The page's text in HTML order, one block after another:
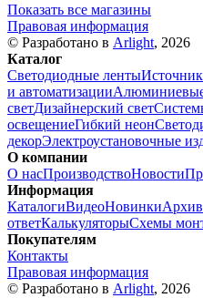
Показать все магазины
Правовая информация
© Разработано в Arlight, 2026
Каталог
Светодиодные ленты
и автоматизации
светДизайнерский свет
освещениеГибкий неон
декорЭлектроустановочные
О компании
О насПроизводствоНовости
Информация
КаталогиВидеоНовинки
ответКалькуляторыСхемы
Покупателям
Контакты
Правовая информация
© Разработано в Arlight, 2026